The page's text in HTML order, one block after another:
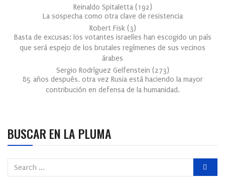
Reinaldo Spitaletta (192)
La sospecha como otra clave de resistencia
Robert Fisk (3)
Basta de excusas: los votantes israelíes han escogido un país
que será espejo de los brutales regímenes de sus vecinos
árabes
Sergio Rodríguez Gelfenstein (273)
85 años después, otra vez Rusia está haciendo la mayor
contribución en defensa de la humanidad.
BUSCAR EN LA PLUMA